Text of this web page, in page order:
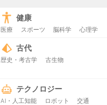
健康
医療 スポーツ 脳科学 心理学
古代
歴史・考古学 古生物
テクノロジー
AI・人工知能 ロボット
交通